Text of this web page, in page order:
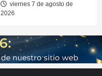
viernes 7 de agosto de
2026